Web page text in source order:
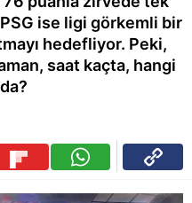
ise ligi görkemli bir
hedefliyor. Peki,
saat kaçta, hangi